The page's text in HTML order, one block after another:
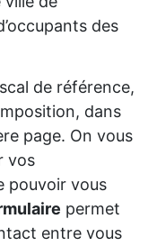
des
de référence,
dans
page. On vous
vos
pouvoir vous
permet
entre vous